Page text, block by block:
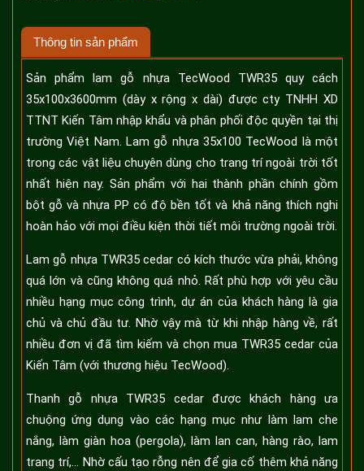
Thông tin sản phẩm
Sản phẩm lam gỗ nhựa TecWood TWR35 quy cách
35x100x3600mm (dày x rộng x dài) được cty TNHH XD
TTNT Kiến Tâm nhập khẩu và phân phối độc quyền tại thị
trường Việt Nam. Lam gỗ nhựa 35x100 TecWood là một
trong các vật liệu chuyên dùng cho trang trí ngoài trời tốt
nhất hiện nay. Sản phẩm với hai thành phần chính gồm
bột gỗ và nhựa PP có độ bền tốt và khả năng thích nghi
hoàn hảo với mọi điều kiện thời tiết môi trường ngoài trời.
Lam gỗ nhựa TWR35 cedar có kích thước vừa phải, không
quá lớn và cũng không quá nhỏ. Rất phù hợp với yêu cầu
nhiều hạng mục công trình, dự án của khách hàng là gia
chủ và chủ đầu tư. Nhờ vậy mà từ khi nhập hàng về, rất
nhiều đơn vị đã tìm kiếm và chọn mua TWR35 cedar của
Kiến Tâm (với thương hiệu TecWood).
Thanh gỗ nhựa TWR35 cedar được khách hàng ưa
chuộng ứng dụng vào các hạng mục như làm lam che
nắng, làm giàn hoa (pergola), làm lan can, hàng rào, lam
trang trí,... Nhờ cấu tạo rỗng nên để gia cố thêm khả năng